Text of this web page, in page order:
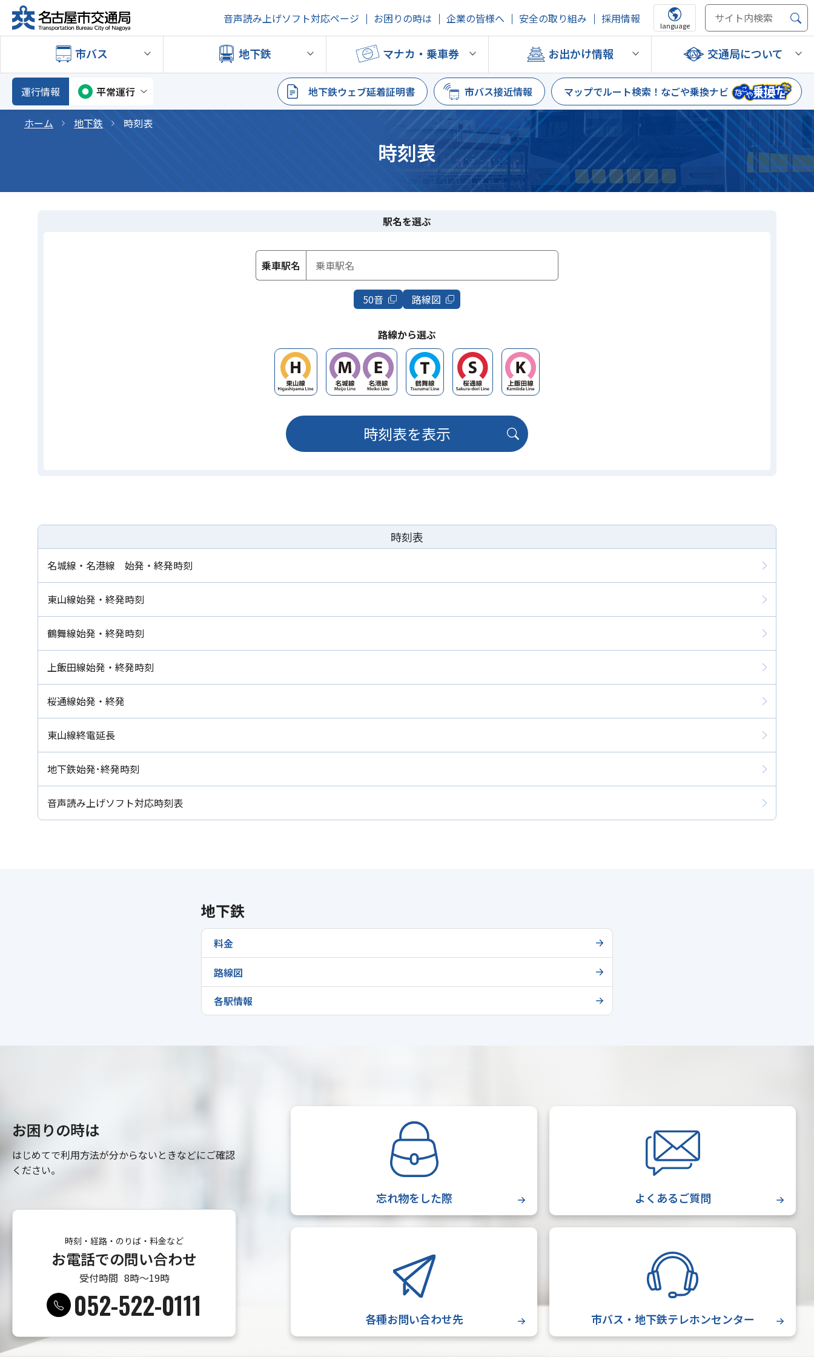
音声読み上げソフト対応ページ お困りの時は 企業の皆様へ 安全の取り組み 採用情報
language
市バス 地下鉄 マナカ・乗車券 お出かけ情報 交通局について
運行情報 平常運行 地下鉄ウェブ延着証明書 市バス接近情報 マップでルート検索！ なごや乗換ナビ
ホーム 地下鉄 時刻表
時刻表
駅名を選ぶ
乗車駅名
50音 路線図
路線から選ぶ
時刻表を表示
時刻表
名城線・名港線 始発・終発時刻
東山線始発・終発時刻
鶴舞線始発・終発時刻
上飯田線始発・終発時刻
桜通線始発・終発
東山線終電延長
地下鉄始発･終発時刻
音声読み上げソフト対応時刻表
地下鉄
料金
路線図
各駅情報
お困りの時は
はじめてで利用方法が分からないときなどにご確認
ください。
忘れ物をした際 よくあるご質問
各種お問い合わせ先 市バス・地下鉄テレホンセンター
時刻・経路・のりば・料金など
お電話での問い合わせ
受付時間 8時〜19時
052-522-0111